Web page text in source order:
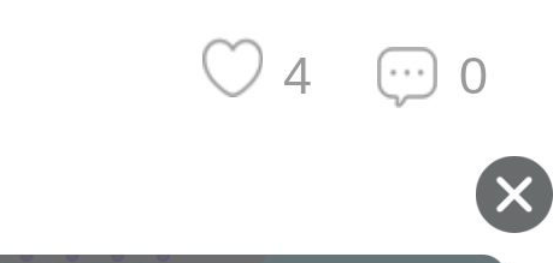
0
4